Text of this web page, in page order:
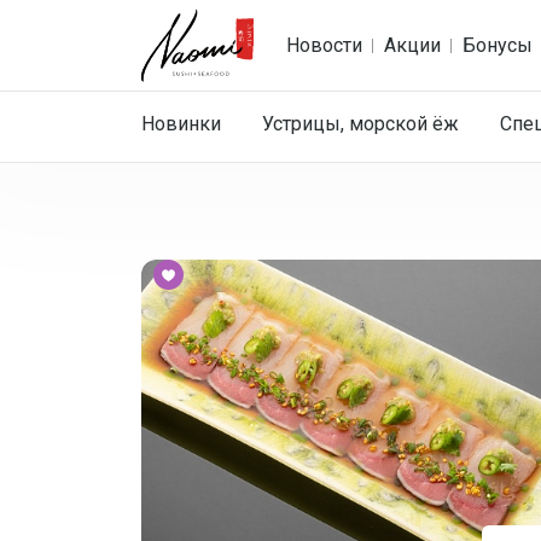
Новости Акции Бонусы
Новинки Устрицы, морской ёж